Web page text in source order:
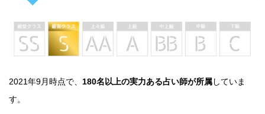
2021年9月時点で、 180名以上の実力ある占い師が所属していま
す。